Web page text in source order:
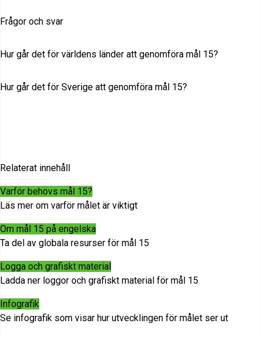
Frågor och svar
Hur går det för världens länder att genomföra mål 15?
Hur går det för Sverige att genomföra mål 15?
Relaterat innehåll
Varför behövs mål 15?
Läs mer om varför målet är viktigt
Om mål 15 på engelska
Ta del av globala resurser för mål 15
Logga och grafiskt material
Ladda ner loggor och grafiskt material för mål 15
Infografik
Se infografik som visar hur utvecklingen för målet ser ut